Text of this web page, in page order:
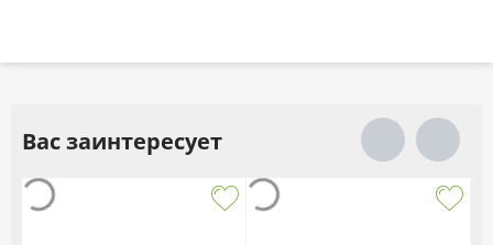
Вас заинтересует